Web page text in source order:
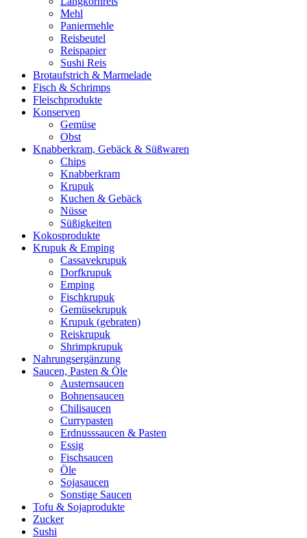
Mehl
Paniermehle
Reisbeutel
Reispapier
Sushi Reis
Brotaufstrich & Marmelade
Fisch & Schrimps
Fleischprodukte
Konserven
Gemüse
Obst
Knabberkram, Gebäck & Süßwaren
Chips
Knabberkram
Krupuk
Kuchen & Gebäck
Nüsse
Süßigkeiten
Kokosprodukte
Krupuk & Emping
Cassavekrupuk
Dorfkrupuk
Emping
Fischkrupuk
Gemüsekrupuk
Krupuk (gebraten)
Reiskrupuk
Shrimpkrupuk
Nahrungsergänzung
Saucen, Pasten & Öle
Austernsaucen
Bohnensaucen
Chilisaucen
Currypasten
Erdnusssaucen & Pasten
Essig
Fischsaucen
Öle
Sojasaucen
Sonstige Saucen
Tofu & Sojaprodukte
Zucker
Sushi